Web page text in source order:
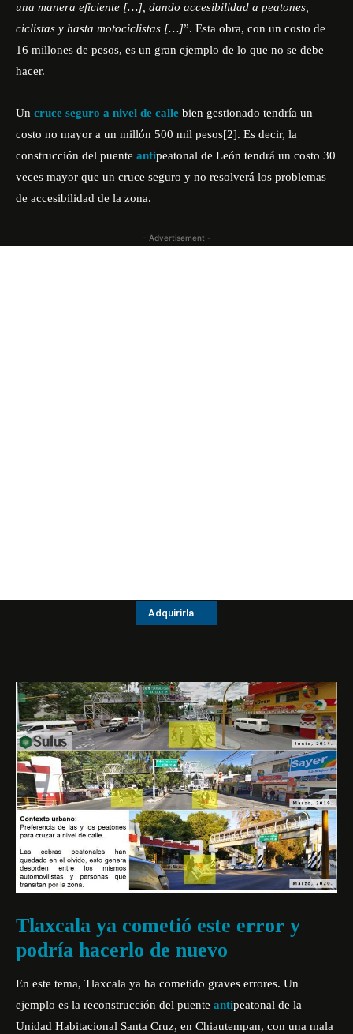
una manera eficiente […], dando accesibilidad a peatones,
ciclistas y hasta motociclistas […]”. Esta obra, con un costo de
16 millones de pesos, es un gran ejemplo de lo que no se debe
hacer.
Un cruce seguro a nivel de calle bien gestionado tendría un
costo no mayor a un millón 500 mil pesos[2]. Es decir, la
construcción del puente antipeatonal de León tendrá un costo 30
veces mayor que un cruce seguro y no resolverá los problemas
de accesibilidad de la zona.
- Advertisement -
Adquirirla
Tlaxcala ya cometió este error y
podría hacerlo de nuevo
En este tema, Tlaxcala ya ha cometido graves errores. Un
ejemplo es la reconstrucción del puente antipeatonal de la
Unidad Habitacional Santa Cruz, en Chiautempan, con una mala